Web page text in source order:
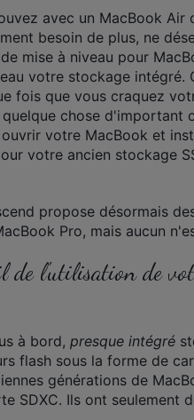
avec un MacBook
besoin de plus, ne
mise à niveau pour
votre stockage intégré.
fois que vous craquez
chose d'important
votre MacBook et
votre ancien stockage
propose désormais
Pro, mais aucun
de l'utilisation de
à bord, presque intégré
flash sous la forme de
générations de
SDXC. Ils ont seulement